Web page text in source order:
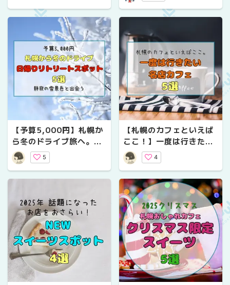
【予算5,000円】札幌か
ら冬のドライブ旅へ。静
寂の雪景色と出会う、日
帰りリトリートスポット
5選
5
【札幌のカフェといえば
ここ！】一度は行きたい
名店カフェ5選！札幌カ
フェ文化の原点で、癒し
の時間を過ごそう
4